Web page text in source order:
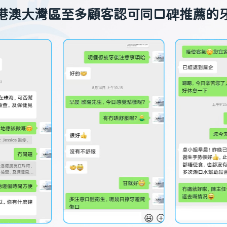
澳大灣區至多顧客認可同口碑推薦的